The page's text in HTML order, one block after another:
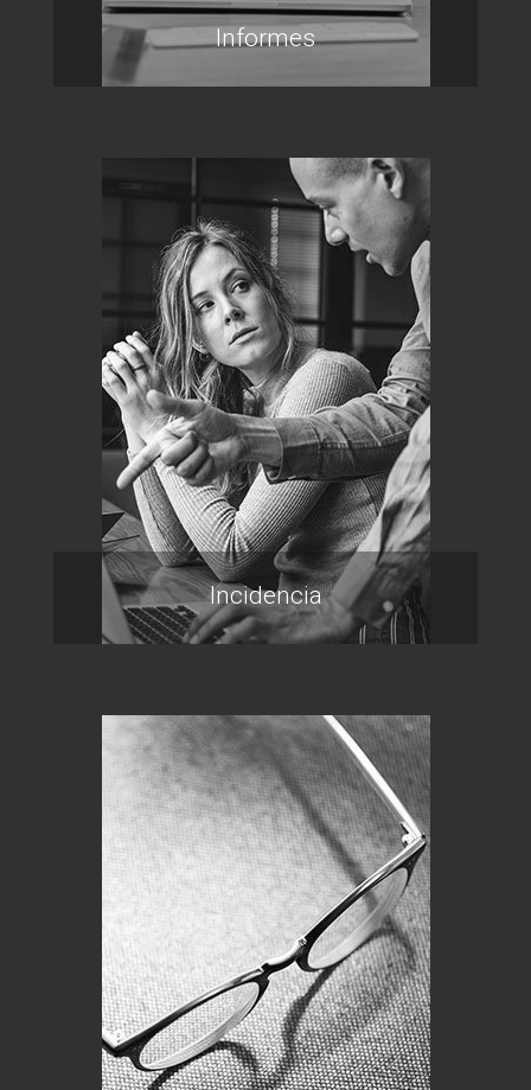
Informes
Incidencia